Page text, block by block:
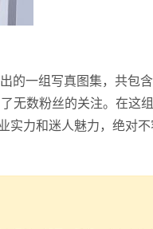
的一组写真图集，共包
无数粉丝的关注。在这
实力和迷人魅力，绝对